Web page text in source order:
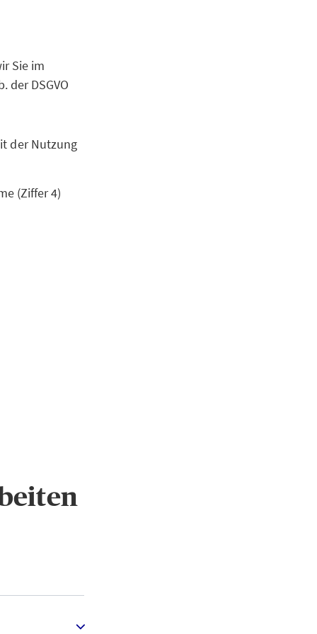
Sie im
DSGVO
der Nutzung
(Ziffer 4)